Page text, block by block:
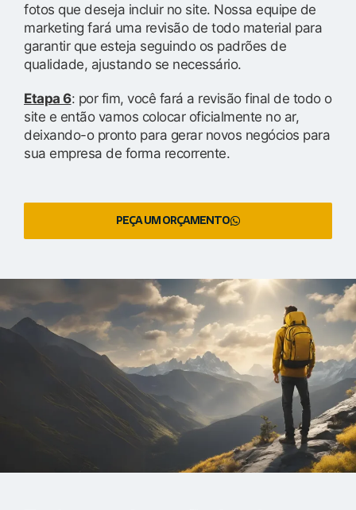
fotos que deseja incluir no site. Nossa equipe de
marketing fará uma revisão de todo material para
garantir que esteja seguindo os padrões de
qualidade, ajustando se necessário.
Etapa 6: por fim, você fará a revisão final de todo o
site e então vamos colocar oficialmente no ar,
deixando-o pronto para gerar novos negócios para
sua empresa de forma recorrente.
PEÇA UM ORÇAMENTO